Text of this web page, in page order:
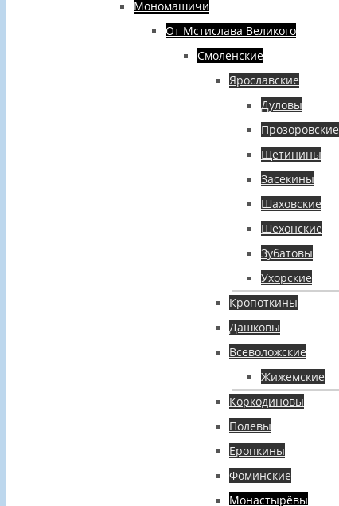
Мономашичи
От Мстислава Великого
Смоленские
Ярославские
Дуловы
Прозоровские
Щетинины
Засекины
Шаховские
Шехонские
Зубатовы
Ухорские
Кропоткины
Дашковы
Всеволожские
Жижемские
Коркодиновы
Полевы
Еропкины
Фоминские
Монастырёвы